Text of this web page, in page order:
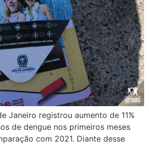
Janeiro registrou aumento de 11%
de dengue nos primeiros meses
com 2021. Diante desse